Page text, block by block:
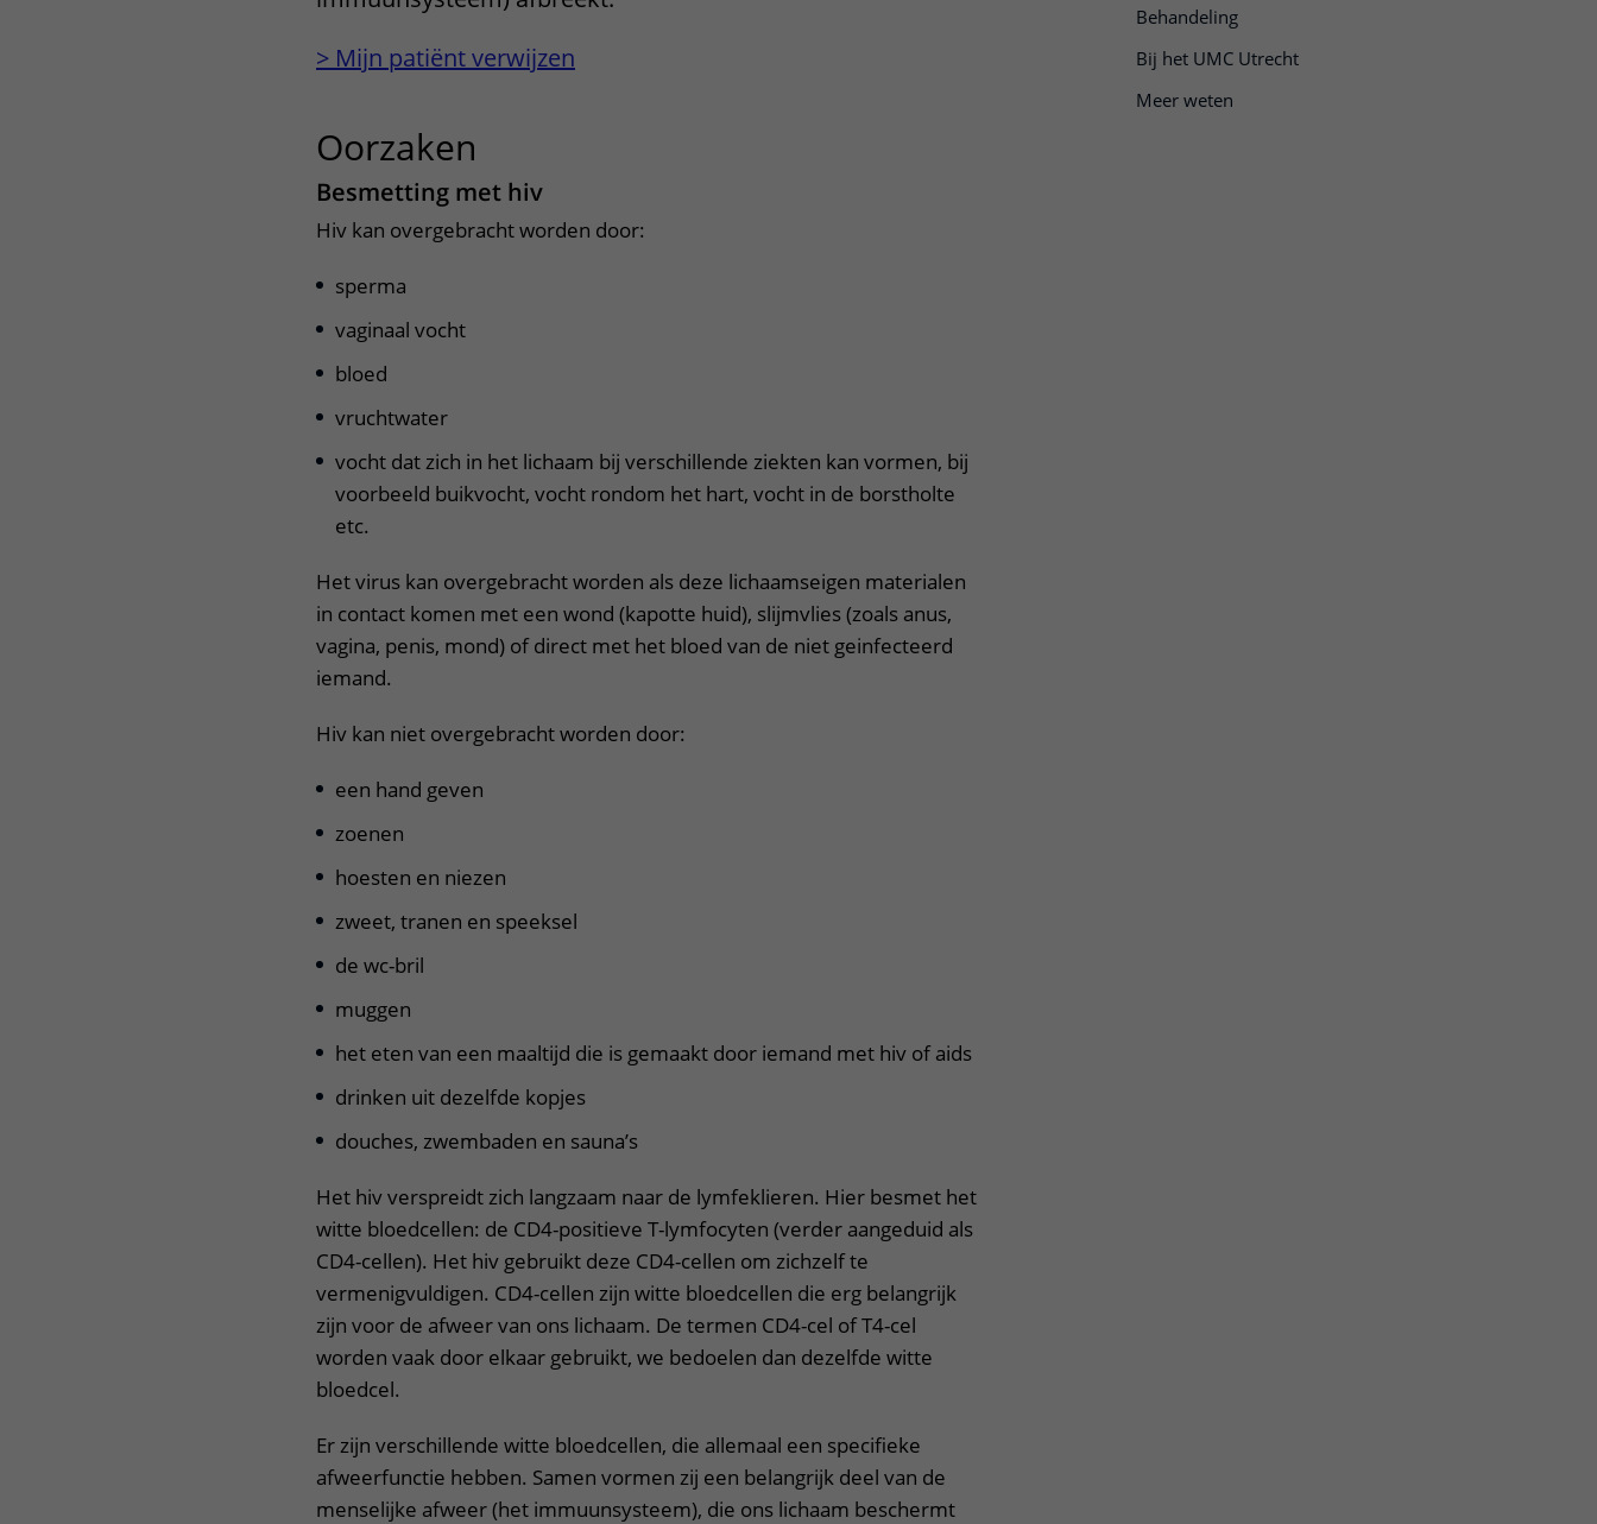
Behandeling
Bij het UMC Utrecht
Meer weten
> Mijn patiënt verwijzen
Oorzaken
Besmetting met hiv
Hiv kan overgebracht worden door:
sperma
vaginaal vocht
bloed
vruchtwater
vocht dat zich in het lichaam bij verschillende ziekten kan vormen, bij
voorbeeld buikvocht, vocht rondom het hart, vocht in de borstholte
etc.
Het virus kan overgebracht worden als deze lichaamseigen materialen
in contact komen met een wond (kapotte huid), slijmvlies (zoals anus,
vagina, penis, mond) of direct met het bloed van de niet geinfecteerd
iemand.
Hiv kan niet overgebracht worden door:
een hand geven
zoenen
hoesten en niezen
zweet, tranen en speeksel
de wc-bril
muggen
het eten van een maaltijd die is gemaakt door iemand met hiv of aids
drinken uit dezelfde kopjes
douches, zwembaden en sauna’s
Het hiv verspreidt zich langzaam naar de lymfeklieren. Hier besmet het
witte bloedcellen: de CD4-positieve T-lymfocyten (verder aangeduid als
CD4-cellen). Het hiv gebruikt deze CD4-cellen om zichzelf te
vermenigvuldigen. CD4-cellen zijn witte bloedcellen die erg belangrijk
zijn voor de afweer van ons lichaam. De termen CD4-cel of T4-cel
worden vaak door elkaar gebruikt, we bedoelen dan dezelfde witte
bloedcel.
Er zijn verschillende witte bloedcellen, die allemaal een specifieke
afweerfunctie hebben. Samen vormen zij een belangrijk deel van de
menselijke afweer (het immuunsysteem), die ons lichaam beschermt